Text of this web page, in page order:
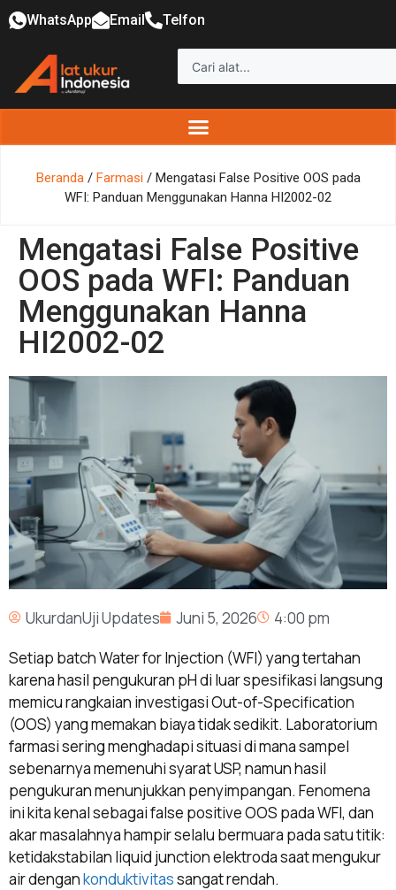
WhatsApp Email Telfon
Beranda/ Farmasi / Mengatasi False Positive OOS pada
WFI: Panduan Menggunakan Hanna HI2002-02
Mengatasi False Positive
OOS pada WFI: Panduan
Menggunakan Hanna
HI2002-02
UkurdanUji Updates Juni 5, 2026
4:00 pm
Setiap batch Water for Injection (WFI) yang tertahan
karena hasil pengukuran pH di luar spesifikasi langsung
memicu rangkaian investigasi Out-of-Specification
(OOS) yang memakan biaya tidak sedikit. Laboratorium
farmasi sering menghadapi situasi di mana sampel
sebenarnya memenuhi syarat USP, namun hasil
pengukuran menunjukkan penyimpangan. Fenomena
ini kita kenal sebagai false positive OOS pada WFI, dan
akar masalahnya hampir selalu bermuara pada satu titik:
ketidakstabilan liquid junction elektroda saat mengukur
air dengankonduktivitassangat rendah.